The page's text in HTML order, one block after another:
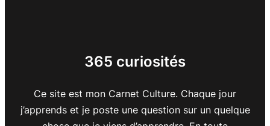
365 curiosités
Ce site est mon Carnet Culture. Chaque jour
j’apprends et je poste une question sur un quelque